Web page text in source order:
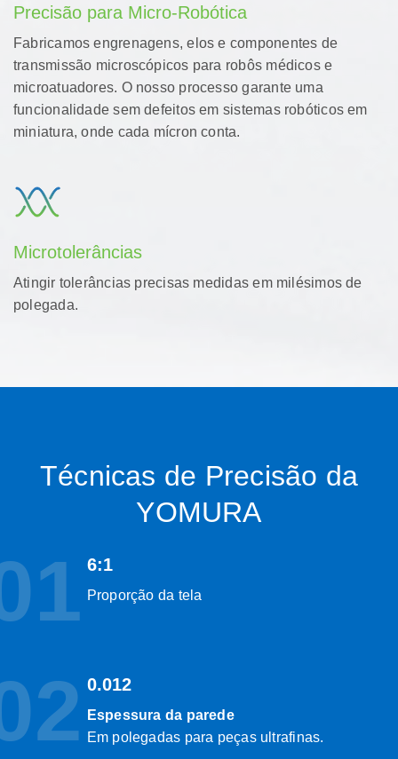
Precisão para Micro-Robótica
Fabricamos engrenagens, elos e componentes de
transmissão microscópicos para robôs médicos e
microatuadores. O nosso processo garante uma
funcionalidade sem defeitos em sistemas robóticos em
miniatura, onde cada mícron conta.
Microtolerâncias
Atingir tolerâncias precisas medidas em milésimos de
polegada.
Técnicas de Precisão da
YOMURA
6:1
Proporção da tela
0.012
Espessura da parede
Em polegadas para peças ultrafinas.